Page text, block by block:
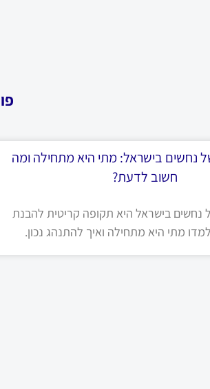
נחשים בישראל: מתי היא מתחילה ומה
חשוב לדעת?
נחשים בישראל היא תקופה קריטית להבנת
מתי היא מתחילה ואיך להתנהג נכון.